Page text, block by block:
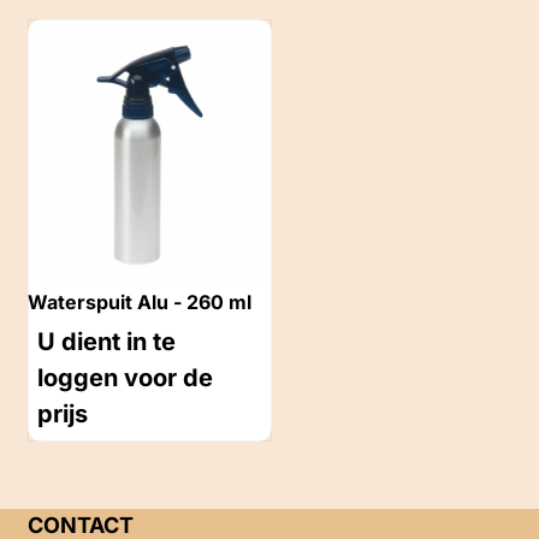
Waterspuit Alu - 260 ml
U dient in te
loggen voor de
prijs
CONTACT